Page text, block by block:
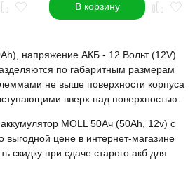
В корзину
напряжение АКБ - 12 Вольт (12V).
по габаритным размерам
не выше поверхности корпуса
вверх над поверхностью.
MOLL 50Ач (50Ah, 12v) с
выгодной цене в интернет-магазине
скидку при сдаче старого акб для